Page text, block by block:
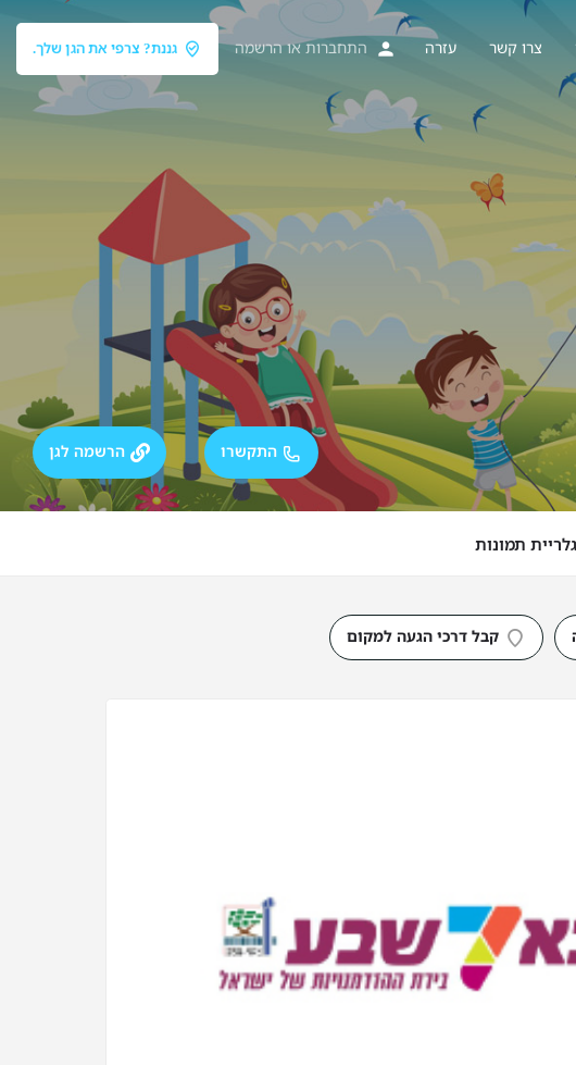
צרו קשר עזרה התחברות או הרשמה גננת? צרפי את הגן שלך.
התקשרו הרשמה לגן
גלריית תמונות
קבל דרכי הגעה למקום